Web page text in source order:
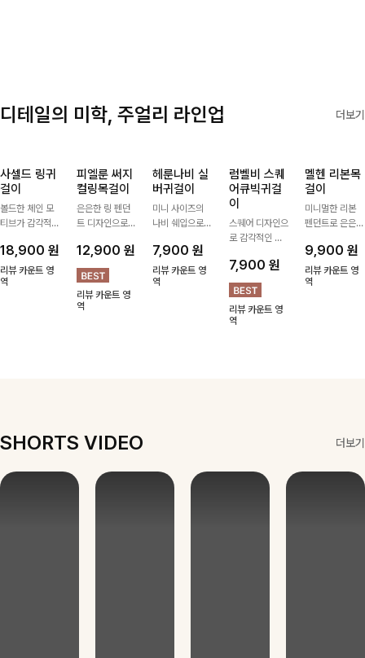
디테일의 미학, 주얼리 라인업 더보기
사셀드 링귀
걸이
볼드한 체인 모
티브가 감각적인
는 귀걸이- 심플
하면서도 존재감
있는 디자인으로
18,900 원
리뷰 카운트 영
역
피엘룬 써지
컬링목걸이
은은한 링 펜던
트 디자인으로
써지컬스틸 소재
로 변색 걱정 없
이 데일리로 착
용하기 좋아요-
12,900 원
리뷰 카운트 영
역
헤룬나비 실
버귀걸이
미니 사이즈의
나비 쉐입으로
내어줄 이어링,
과하지 않은 포
인트가 되어줘
7,900원
리뷰 카운트 영
역
럼벨비 스퀘
어큐빅귀걸
이
스퀘어 디자인으
로 감각적인 무
안에 큐빅을 담
아 더욱 고급스
럽게 연출되는
귀걸이에요~!
7,900 원
리뷰 카운트 영
역
멜헨 리본목
걸이
미니멀한 리본
펜던트로 은은한
는 목걸이예요.
골드, 실버 컬러
로 구성돼 어떤
9,900원
리뷰 카운트 영
역
SHORTS VIDEO 더보기